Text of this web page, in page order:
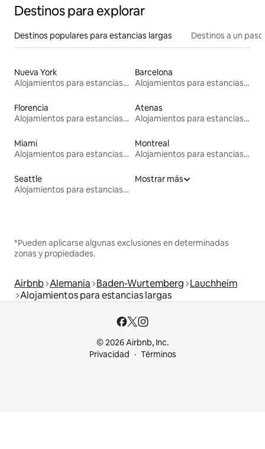
Destinos para explorar
Destinos populares para estancias largas Destinos a un
Nueva York
Alojamientos para estancias largas
Barcelona
Alojamientos para estancias largas
Florencia
Alojamientos para estancias largas
Atenas
Alojamientos para estancias largas
Miami
Alojamientos para estancias largas
Montreal
Alojamientos para estancias largas
Seattle
Alojamientos para estancias largas
Mostrar más
*Pueden aplicarse algunas exclusiones en determinadas
zonas y propiedades.
Airbnb Alemania Baden-Wurtemberg Lauchheim
Alojamientos para estancias largas
© 2026 Airbnb, Inc.
Privacidad
Términos